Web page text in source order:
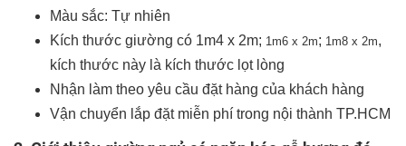
Màu sắc: Tự nhiên
Kích thước giường có 1m4 x 2m; 1m6 x 2m; 1m8 x 2m,
kích thước này là kích thước lọt lòng
Nhận làm theo yêu cầu đặt hàng của khách hàng
Vận chuyển lắp đặt miễn phí trong nội thành TP.HCM